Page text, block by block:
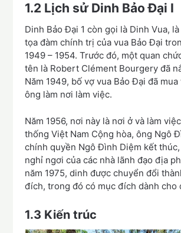
1.2 Lịch sử Dinh Bảo Đại I
Dinh Bảo Đại 1 còn gọi là Dinh Vua,
tọa đàm chính trị của vua Bảo Đại
1949 – 1954. Trước đó, một quan
tên là Robert Clément Bourgery đã
Năm 1949, bố vợ vua Bảo Đại đã mua
ông làm nơi làm việc.
Năm 1956, nơi này là nơi ở và làm
thống Việt Nam Cộng hòa, ông Ngô
chính quyền Ngô Đình Diệm kết
nghỉ ngơi của các nhà lãnh đạo địa
năm 1975, dinh được chuyển đổi
đích, trong đó có mục đích dành cho
1.3 Kiến trúc